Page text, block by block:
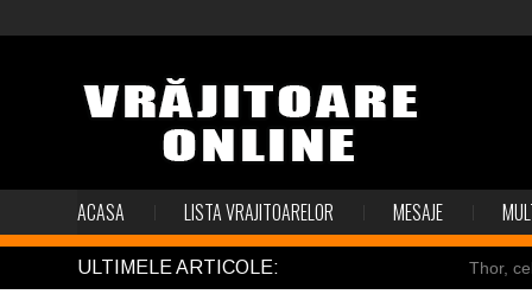
ACASA LISTA VRAJITOARELOR MESAJE
ULTIMELE ARTICOLE: Thor,